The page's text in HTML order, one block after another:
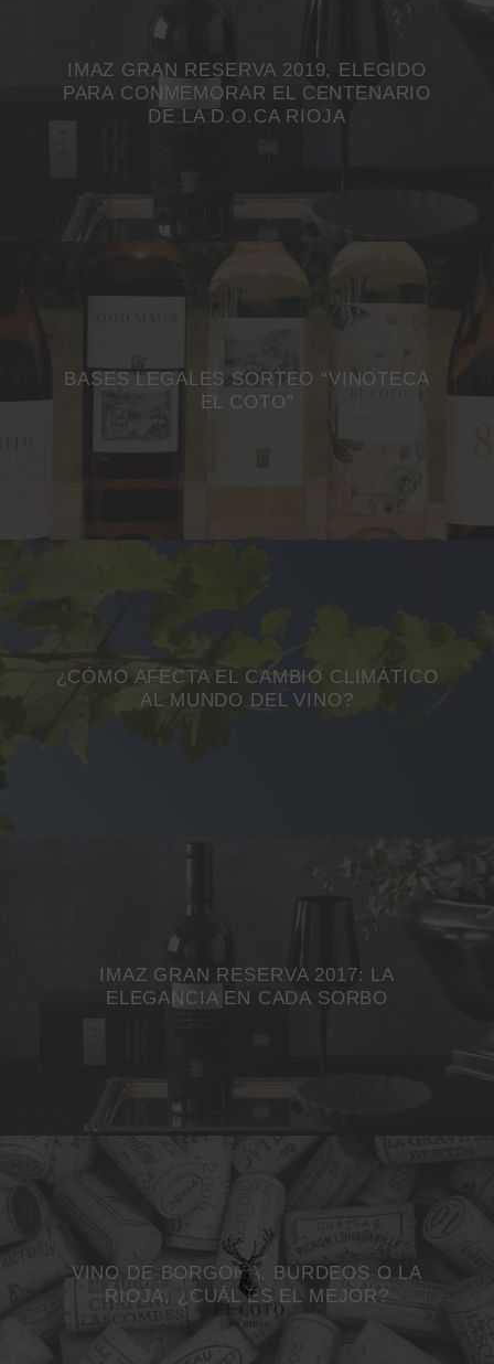
IMAZ GRAN RESERVA 2019, ELEGIDO
PARA CONMEMORAR EL CENTENARIO
DE LA D.O.CA RIOJA
BASES LEGALES SORTEO “VINOTECA
EL COTO”
¿CÓMO AFECTA EL CAMBIO CLIMÁTICO
AL MUNDO DEL VINO?
IMAZ GRAN RESERVA 2017: LA
ELEGANCIA EN CADA SORBO
VINO DE BORGOÑA, BURDEOS O LA
RIOJA, ¿CUÁL ES EL MEJOR?